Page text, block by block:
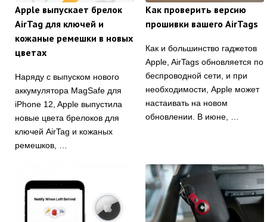
Apple выпускает брелок
AirTag для ключей и
кожаные ремешки в новых
цветах
Наряду с выпуском нового
аккумулятора MagSafe для
iPhone 12, Apple выпустила
новые цвета брелоков для
ключей AirTag и кожаных
ремешков, …
Как проверить версию
прошивки вашего AirTags
Как и большинство гаджетов
Apple, AirTags обновляется по
беспроводной сети, и при
необходимости, Apple может
настаивать на новом
обновлении. В июне, …